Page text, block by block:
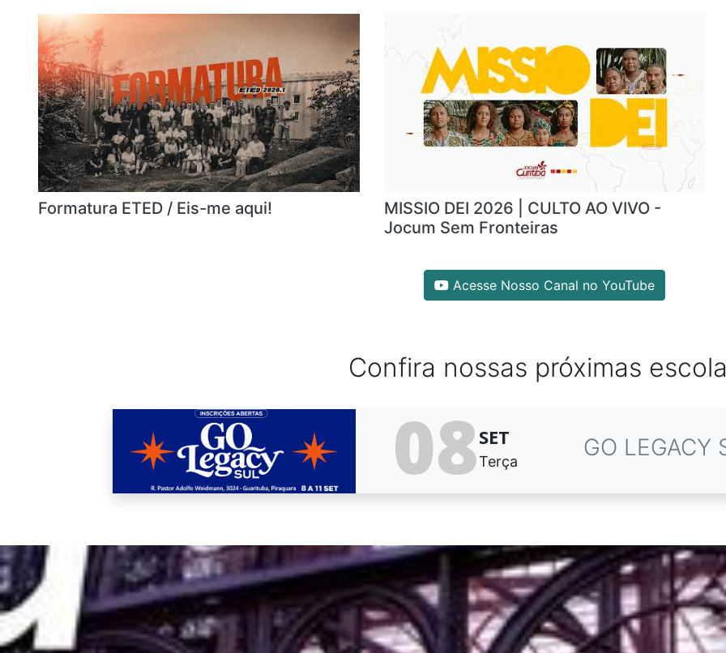
Formatura ETED / Eis-me aqui!
MISSIO DEI 2026 | CULTO AO VIVO -
Jocum Sem Fronteiras
Acesse Nosso Canal no YouTube
Confira nossas próximas
08SET
Terça
GO LEGACY